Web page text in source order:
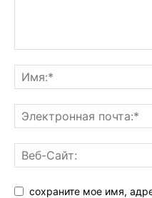
сохраните мое имя,